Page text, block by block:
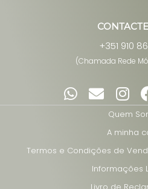
+351 910
(Chamada Rede
Quem
A minha
Termos e Condições de
Informações